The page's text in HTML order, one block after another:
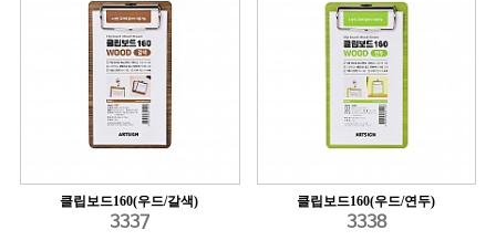
클립보드160(우드/갈색)
3337
클립보드160(우드/연두)
3338